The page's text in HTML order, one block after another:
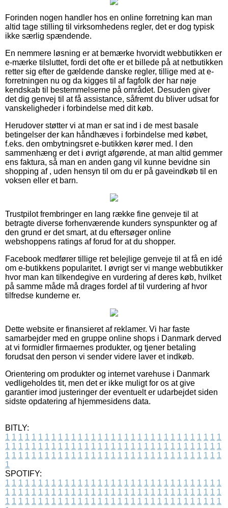
Forinden nogen handler hos en online forretning kan man
altid tage stilling til virksomhedens regler, det er dog typisk
ikke særlig spændende.
En nemmere løsning er at bemærke hvorvidt webbutikken er
e-mærke tilsluttet, fordi det ofte er et billede på at netbutikken
retter sig efter de gældende danske regler, tillige med at e-
forretningen nu og da kigges til af fagfolk der har nøje
kendskab til bestemmelserne på området. Desuden giver
det dig genvej til at få assistance, såfremt du bliver udsat for
vanskeligheder i forbindelse med dit køb.
Herudover støtter vi at man er sat ind i de mest basale
betingelser der kan håndhæves i forbindelse med købet,
f.eks. den ombytningsret e-butikken kører med. I den
sammenhæng er det i øvrigt afgørende, at man altid gemmer
ens faktura, så man en anden gang vil kunne bevidne sin
shopping af , uden hensyn til om du er på gaveindkøb til en
voksen eller et barn.
Trustpilot frembringer en lang række fine genveje til at
betragte diverse forhenværende kunders synspunkter og af
den grund er det smart, at du eftersøger online
webshoppens ratings af forud for at du shopper.
Facebook medfører tillige ret belejlige genveje til at få en idé
om e-butikkens popularitet. I øvrigt ser vi mange webbutikker
hvor man kan tilkendegive en vurdering af deres køb, hvilket
på samme måde må drages fordel af til vurdering af hvor
tilfredse kunderne er.
Dette website er finansieret af reklamer. Vi har faste
samarbejder med en gruppe online shops i Danmark derved
at vi formidler firmaernes produkter, og tjener betaling
forudsat den person vi sender videre laver et indkøb.
Orientering om produkter og internet varehuse i Danmark
vedligeholdes tit, men det er ikke muligt for os at give
garantier imod justeringer der eventuelt er udarbejdet siden
sidste opdatering af hjemmesidens data.
BITLY:
1 1 1 1 1 1 1 1 1 1 1 1 1 1 1 1 1 1 1 1 1 1 1 1 1 1 1 1 1 1 1 1 1
1 1 1 1 1 1 1 1 1 1 1 1 1 1 1 1 1 1 1 1 1 1 1 1 1 1 1 1 1 1 1 1 1
1 1 1 1 1 1 1 1 1 1 1 1 1 1 1 1 1 1 1 1 1 1 1 1 1 1 1 1 1 1 1 1 1
1
SPOTIFY:
1 1 1 1 1 1 1 1 1 1 1 1 1 1 1 1 1 1 1 1 1 1 1 1 1 1 1 1 1 1 1 1 1
1 1 1 1 1 1 1 1 1 1 1 1 1 1 1 1 1 1 1 1 1 1 1 1 1 1 1 1 1 1 1 1 1
1 1 1 1 1 1 1 1 1 1 1 1 1 1 1 1 1 1 1 1 1 1 1 1 1 1 1 1 1 1 1 1 1